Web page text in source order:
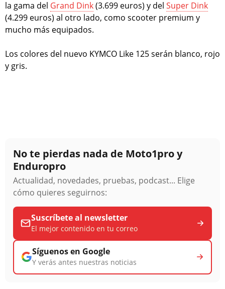
la gama del Grand Dink(3.699 euros) y del Super Dink
(4.299 euros) al otro lado, como scooter premium y
mucho más equipados.
Los colores del nuevo KYMCO Like 125 serán blanco, rojo
y gris.
No te pierdas nada de Moto1pro y
Enduropro
Actualidad, novedades, pruebas, podcast... Elige
cómo quieres seguirnos:
Suscríbete al newsletter
El mejor contenido en tu correo
Síguenos en Google
Y verás antes nuestras noticias